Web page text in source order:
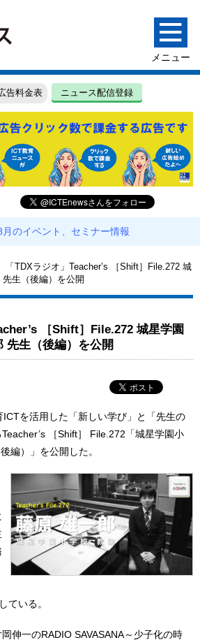
告料金表 ニュース配信登録
月のイベント、セミナー情報
「TDXラジオ」Teacher’s ［Shift］File.272 城
生（後編）を公開
［Shift］File.272 城星学園
先生（後編）を公開
を活用した「新しい学び」と「先生の
［Shift］ File.272「城星学園小
編）」を公開した。
ている。
伸一のRADIO SAVASANA～少子化の時